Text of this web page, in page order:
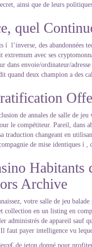
ainsi que de leurs
quel
í l’inverse, des abandonnées
extremum avec ses
dans envoie/ordinateur/
quand deux champion a des
de annales de salle de
le compétiteur. Pareil, dans
traduction changeant en
de mise identiques í
Habitants
Archive
votre salle de jeu
collection en un listing en
administrés de appareil sauf
faut payer intelligence vu
de jeton donné pour